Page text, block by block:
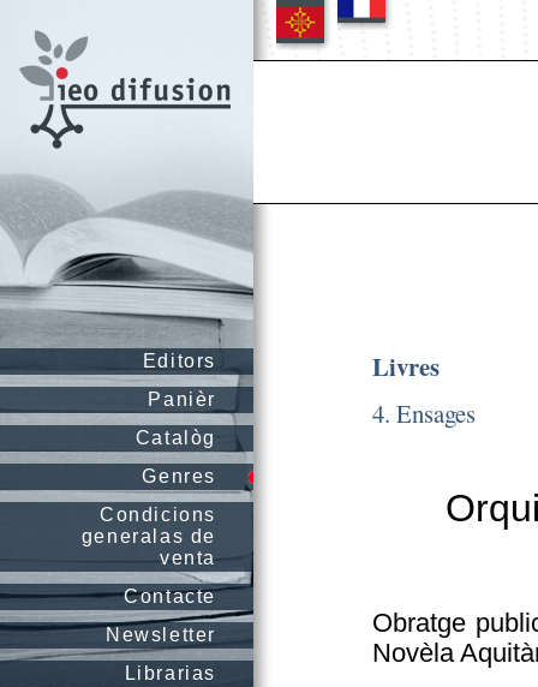
Editors
Panièr
Catalòg
Genres
Condicions
generalas de
venta
Contacte
Newsletter
Librarias
Livres
4. Ensages
Obratge
Novèla